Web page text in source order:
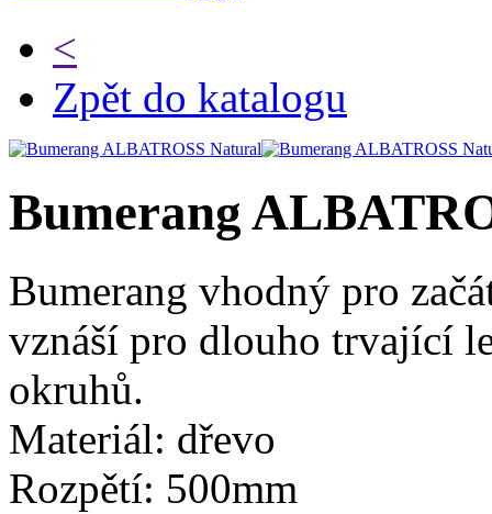
<
Zpět do katalogu
Bumerang
Bumerang vhodný pro
vznáší pro dlouho trvající
okruhů.
Materiál: dřevo
Rozpětí: 500mm